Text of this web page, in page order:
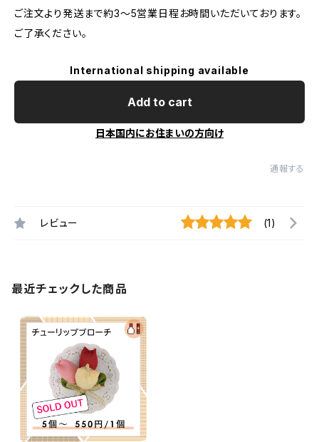
ご注文より発送まで約3～5営業日程お時間いただいております。
ご了承ください。
International shipping available
Add to cart
日本国内にお住まいの方向け
通報する
レビュー (1)
最近チェックした商品